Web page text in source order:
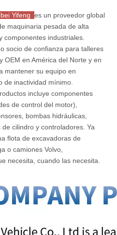
Yifeng es un proveedor global
maquinaria pesada de alta
componentes industriales.
socio de confianza para talleres
OEM en América del Norte y en
mantener su equipo en
de inactividad mínimo.
incluye componentes
de control del motor),
bombas hidráulicas,
cilindro y controladores. Ya
flota de excavadoras de
o camiones Volvo,
necesita, cuando las necesita.